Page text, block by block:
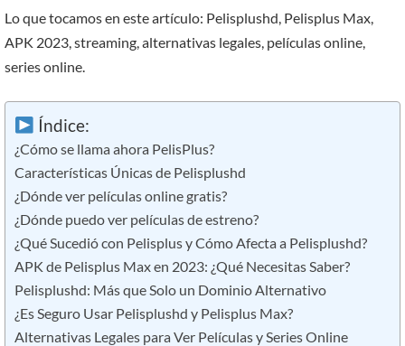
Lo que tocamos en este artículo: Pelisplushd, Pelisplus Max,
APK 2023, streaming, alternativas legales, películas online,
series online.
Índice:
¿Cómo se llama ahora PelisPlus?
Características Únicas de Pelisplushd
¿Dónde ver películas online gratis?
¿Dónde puedo ver películas de estreno?
¿Qué Sucedió con Pelisplus y Cómo Afecta a Pelisplushd?
APK de Pelisplus Max en 2023: ¿Qué Necesitas Saber?
Pelisplushd: Más que Solo un Dominio Alternativo
¿Es Seguro Usar Pelisplushd y Pelisplus Max?
Alternativas Legales para Ver Películas y Series Online